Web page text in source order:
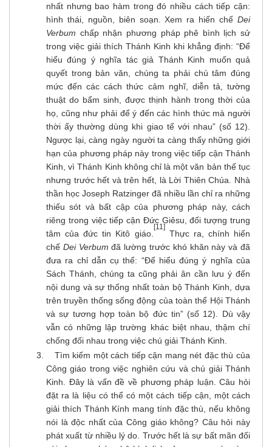
nhất nhưng bao hàm trong đó nhiều cách tiếp cận:
hình thái, nguồn, biên soạn. Xem ra hiến chế Dei
Verbum chấp nhận phương pháp phê bình lịch sử
trong việc giải thích Thánh Kinh khi khẳng định: “Để
hiểu đúng ý nghĩa tác giả Thánh Kinh muốn quả
quyết trong bản văn, chúng ta phải chú tâm đúng
mức đến các cách thức cảm nghĩ, diễn tả, tường
thuật do bẩm sinh, được thịnh hành trong thời của
họ, cũng như phải để ý đến các hình thức mà người
thời ấy thường dùng khi giao tế với nhau” (số 12).
Ngược lại, càng ngày người ta càng thấy những giới
hạn của phương pháp này trong việc tiếp cận Thánh
Kinh, vì Thánh Kinh không chỉ là một văn bản thế tục
nhưng trước hết và trên hết, là Lời Thiên Chúa. Nhà
thần học Joseph Ratzinger đã nhiều lần chỉ ra những
thiếu sót và bất cập của phương pháp này, cách
riêng trong việc tiếp cận Đức Giêsu, đối tượng trung
tâm của đức tin Kitô giáo.
[11]
Thực ra, chính hiến
chế Dei Verbum đã lường trước khó khăn này và đã
đưa ra chỉ dẫn cụ thể: “Để hiểu đúng ý nghĩa của
Sách Thánh, chúng ta cũng phải ân cần lưu ý đến
nội dung và sự thống nhất toàn bộ Thánh Kinh, dựa
trên truyền thống sống động của toàn thể Hội Thánh
và sự tương hợp toàn bộ đức tin” (số 12). Dù vậy
vẫn có những lập trường khác biệt nhau, thậm chí
chống đối nhau trong việc chú giải Thánh Kinh.
Tìm kiếm một cách tiếp cận mang nét đặc thù của
Công giáo trong việc nghiên cứu và chú giải Thánh
Kinh. Đây là vấn đề về phương pháp luận. Câu hỏi
đặt ra là liệu có thể có một cách tiếp cận, một cách
giải thích Thánh Kính mang tính đặc thù, nếu không
nói là độc nhất của Công giáo không? Câu hỏi này
phát xuất từ nhiều lý do. Trước hết là sự bất mãn đối